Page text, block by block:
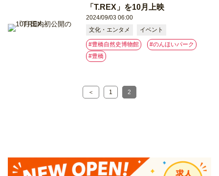
「T.REX」を10月上映
2024/09/03 06:00
文化・エンタメ
イベント
#豊橋自然史博物館
#のんほいパーク
#豊橋
＜ 1 2